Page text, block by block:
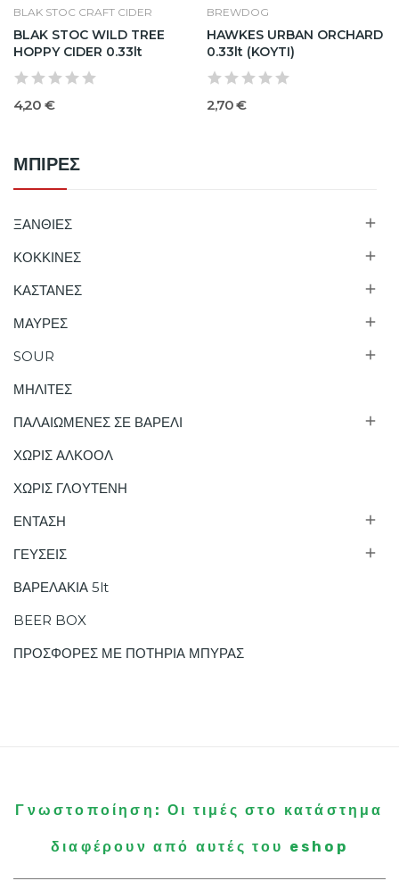
ΜΠΙΡΕΣ
ΞΑΝΘΙΕΣ 
ΚΟΚΚΙΝΕΣ 
ΚΑΣΤΑΝΕΣ 
ΜΑΥΡΕΣ 
SOUR 
ΜΗΛΙΤΕΣ
ΠΑΛΑΙΩΜΕΝΕΣ ΣΕ ΒΑΡΕΛΙ

ΧΩΡΙΣ ΑΛΚΟΟΛ
ΧΩΡΙΣ ΓΛΟΥΤΕΝΗ
ΕΝΤΑΣΗ

ΓΕΥΣΕΙΣ 
ΒΑΡΕΛΑΚΙΑ 5lt
BEER BOX
ΠΡΟΣΦΟΡΕΣ ΜΕ ΠΟΤΗΡΙΑ ΜΠΥΡΑΣ
BLAK STOC CRAFT CIDER
BLAK STOC WILD TREE
HOPPY CIDER 0.33lt
4,20 €
BREWDOG
HAWKES URBAN ORCHARD
0.33lt (KOYTI)
2,70 €
Γνωστοποίηση: Οι τιμές στο κατάστημα
διαφέρουν από αυτές του eshop